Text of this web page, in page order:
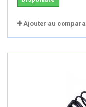
Ajouter au